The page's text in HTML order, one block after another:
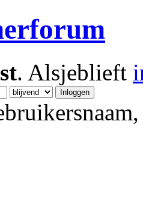
. Alsjeblieft